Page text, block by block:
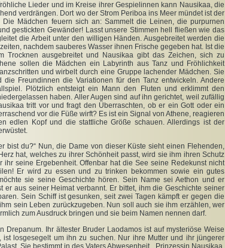
Lieder und im Kreise ihrer Gespielinnen kann Nausikaa, die
verdrängen. Dort wo der Strom Periboa ins Meer mündet ist der
Die Mädchen feuern sich an: Sammelt die Leinen, die purpurnen
gestickten Gewänder! Lasst unsere Stimmen hell fließen wie das
die Arbeit unter den willigen Händen. Ausgebreitet werden die
nachdem sauberes Wasser ihnen Frische gegeben hat. Ist die
Trocknen ausgebreitet und Nausikaa gibt das Zeichen, sich zu
sollen die Mädchen ein Labyrinth aus Tanz und Fröhlichkeit
und wirbelt durch eine Gruppe lachender Mädchen. Sie
Freundinnen die Variationen für den Tanz entwickeln. Andere
Plötzlich entsteigt ein Mann den Fluten und erklimmt den
haben. Aller Augen sind auf ihn gerichtet, weil zufällig
tritt vor und fragt den Überraschten, ob er ein Gott oder ein
vor die Füße wirft? Es ist ein Signal von Athene, reagieren
edlen Kopf und die stattliche Größe schauen. Allerdings ist der
bist du?“ Nun, die Dame von dieser Küste sieht einen Flehenden,
hat, welches zu ihrer Schönheit passt, wird sie ihm ihren Schutz
ihr seine Ergebenheit. Offenbar hat die See seine Redekunst nicht
Er wird zu essen und zu trinken bekommen sowie ein gutes
sie seine Geschichte hören. Sein Name sei Aethon und er
er aus seiner Heimat verbannt. Er bittet, ihm die Geschichte seiner
Sein Schiff ist gesunken, seit zwei Tagen kämpft er gegen die
sein Leben zurückzugeben. Nun soll auch sie ihm erzählen, wer
zum Ausdruck bringen und sie beim Namen nennen darf.
Drepanum. Ihr ältester Bruder Laodamos ist auf mysteriöse Weise
ist losgesegelt um ihn zu suchen. Nur ihre Mutter und ihr jüngerer
Sie bestimmt in des Vaters Abwesenheit. „Prinzessin Nausikaa,